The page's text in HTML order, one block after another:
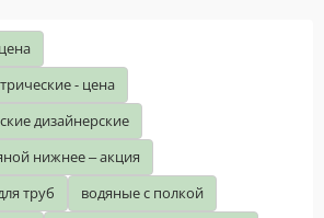
- цена
дизайнерские
нижнее – акция
труб
водяные с полкой